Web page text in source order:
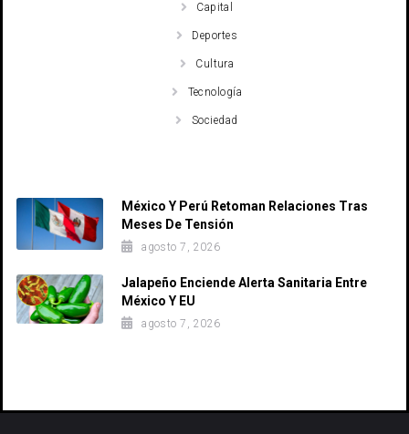
Capital
Deportes
Cultura
Tecnología
Sociedad
México Y Perú Retoman Relaciones Tras
Meses De Tensión
agosto 7, 2026
Jalapeño Enciende Alerta Sanitaria Entre
México Y EU
agosto 7, 2026